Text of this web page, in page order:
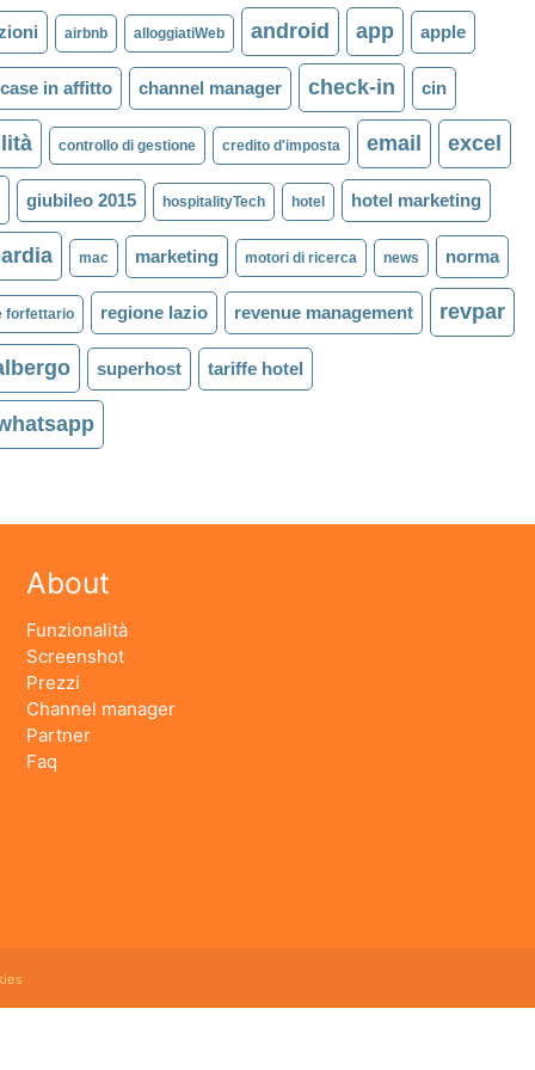
airbnb alloggiatiWeb android app apple
case in affitto channel manager check-in cin
controllo di gestione credito d'imposta email excel
giubileo 2015 hospitalityTech hotel hotel marketing
mac marketing motori di ricerca news norma
forfettario regione lazio revenue management revpar
superhost tariffe hotel
About
Funzionalità
Screenshot
Prezzi
Channel manager
Partner
Faq